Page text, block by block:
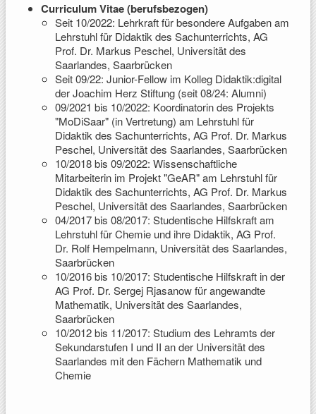
Curriculum Vitae (berufsbezogen)
Seit 10/2022: Lehrkraft für besondere Aufgaben am
Lehrstuhl für Didaktik des Sachunterrichts, AG
Prof. Dr. Markus Peschel, Universität des
Saarlandes, Saarbrücken
Seit 09/22: Junior-Fellow im Kolleg Didaktik:digital
der Joachim Herz Stiftung (seit 08/24: Alumni)
09/2021 bis 10/2022: Koordinatorin des Projekts
"MoDiSaar" (in Vertretung) am Lehrstuhl für
Didaktik des Sachunterrichts, AG Prof. Dr. Markus
Peschel, Universität des Saarlandes, Saarbrücken
10/2018 bis 09/2022: Wissenschaftliche
Mitarbeiterin im Projekt "GeAR" am Lehrstuhl für
Didaktik des Sachunterrichts, AG Prof. Dr. Markus
Peschel, Universität des Saarlandes, Saarbrücken
04/2017 bis 08/2017: Studentische Hilfskraft am
Lehrstuhl für Chemie und ihre Didaktik, AG Prof.
Dr. Rolf Hempelmann, Universität des Saarlandes,
Saarbrücken
10/2016 bis 10/2017: Studentische Hilfskraft in der
AG Prof. Dr. Sergej Rjasanow für angewandte
Mathematik, Universität des Saarlandes,
Saarbrücken
10/2012 bis 11/2017: Studium des Lehramts der
Sekundarstufen I und II an der Universität des
Saarlandes mit den Fächern Mathematik und
Chemie